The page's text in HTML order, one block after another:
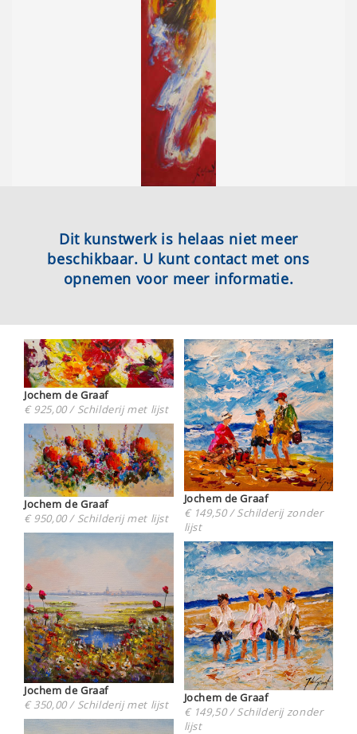
Dit kunstwerk is helaas niet meer
beschikbaar. U kunt contact met ons
opnemen voor meer informatie.
Jochem de Graaf
€ 925,00 / Schilderij met lijst
Jochem de Graaf
€ 950,00 / Schilderij met lijst
Jochem de Graaf
€ 350,00 / Schilderij met lijst
Jochem de Graaf
€ 149,50 / Schilderij zonder
lijst
Jochem de Graaf
€ 149,50 / Schilderij zonder
lijst